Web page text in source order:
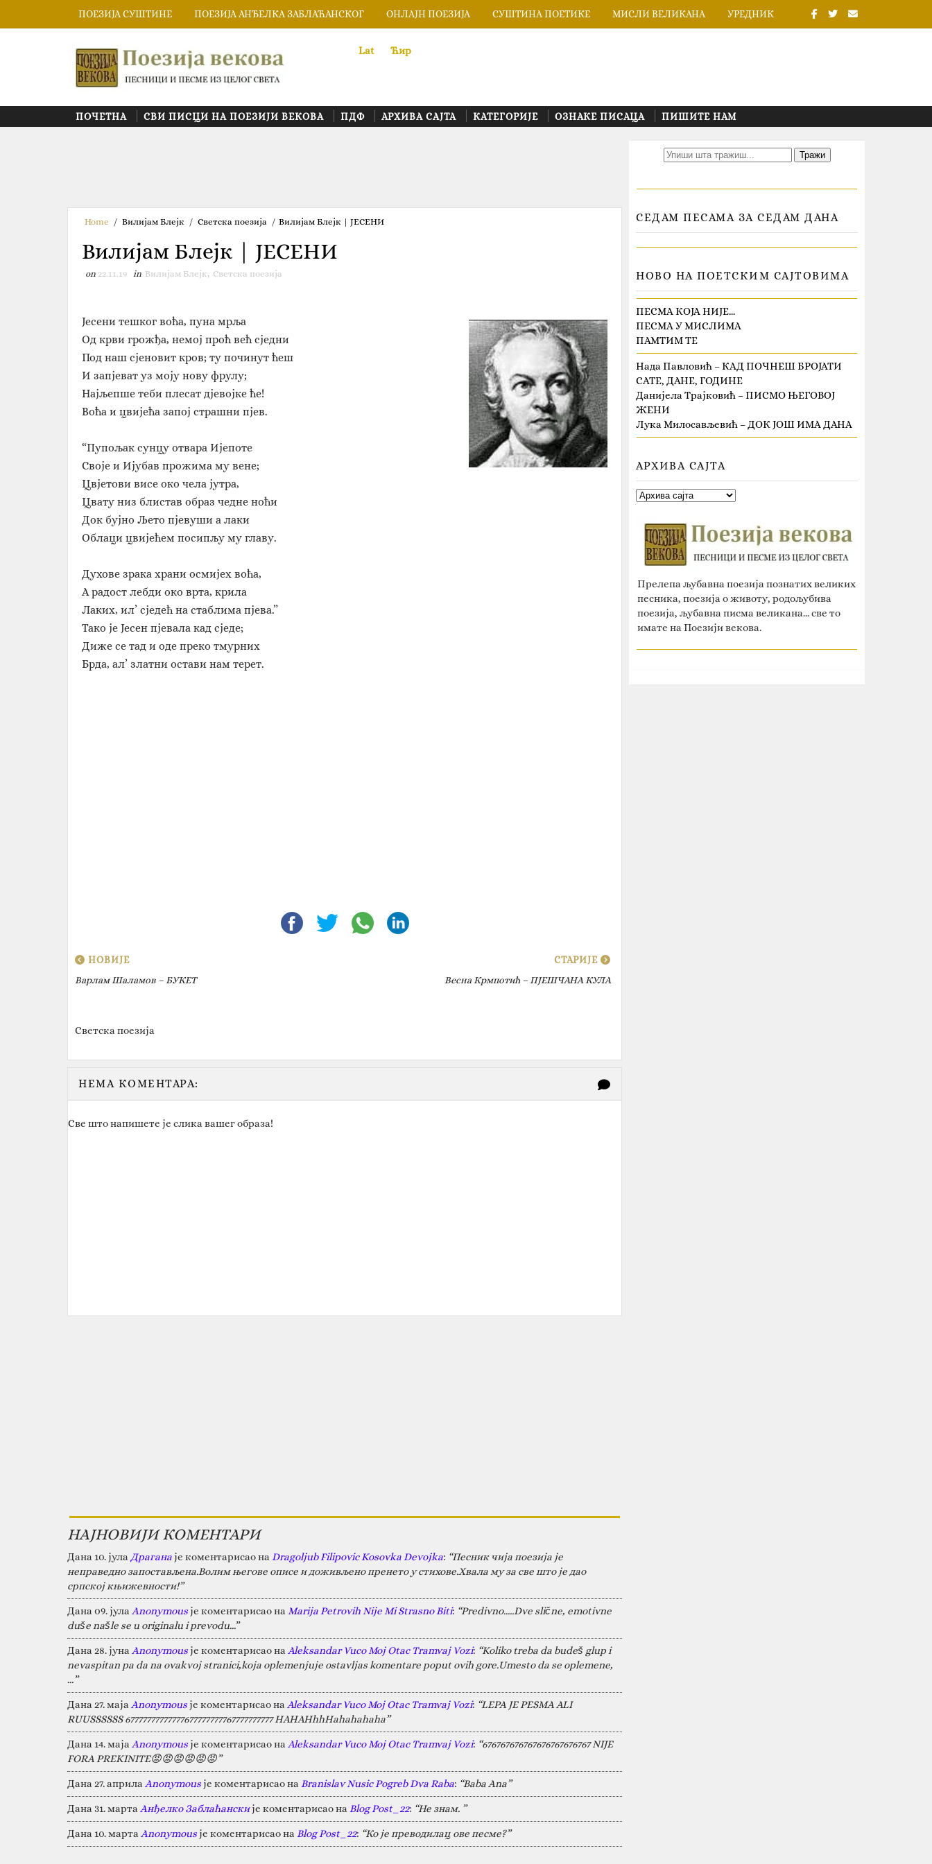
ПОЕЗИЈА СУШТИНЕ ПОЕЗИЈА АНЂЕЛКА ЗАБЛАЋАНСКОГ ОНЛАЈН ПОЕЗИЈА СУШТИНА ПОЕТИКЕ МИСЛИ ВЕЛИКАНА УРЕДНИК
Lat Ћир
ПОЧЕТНА СВИ ПИСЦИ НА ПОЕЗИЈИ ВЕКОВА ПДФ АРХИВА САЈТА КАТЕГОРИЈЕ ОЗНАКЕ ПИСАЦА ПИШИТЕ НАМ
Home / Вилијам Блејк / Светска поезија / Вилијам Блејк | ЈЕСЕНИ
Вилијам Блејк | ЈЕСЕНИ
on 22.11.19 in Вилијам Блејк, Светска поезија
Јесени тешког воћа, пуна мрља
Од крви грожђа, немој проћ већ сједни
Под наш сјеновит кров; ту починут ћеш
И запјеват уз моју нову фрулу;
Најљепше теби плесат дјевојке ће!
Воћа и цвијећа запој страшни пјев.
“Пупољак сунцу отвара Ијепоте
Своје и Ијубав прожима му вене;
Цвјетови висе око чела јутра,
Цвату низ блистав образ чедне ноћи
Док бујно Љето пјевуши а лаки
Облаци цвијећем посипљу му главу.
Духове зрака храни осмијех воћа,
А радост лебди око врта, крила
Лаких, ил’ сједећ на стаблима пјева.”
Тако је Јесен пјевала кад сједе;
Диже се тад и оде преко тмурних
Брда, ал’ златни остави нам терет.
НОВИЈЕ
Варлам Шаламов – БУКЕТ
СТАРИЈЕ
Весна Крмпотић – ПЈЕШЧАНА КУЛА
Светска поезија
НЕМА КОМЕНТАРА:
Све што напишете је слика вашег образа!
НАЈНОВИЈИ КОМЕНТАРИ
Дана 10. јула Драгана је коментарисао на Dragoljub Filipovic Kosovka Devojka: “Песник чија поезија је
неправедно запостављена.Волим његове описе и доживљено пренето у стихове.Хвала му за све што је дао
српској књижевности!”
Дана 09. јула Anonymous је коментарисао на Marija Petrovih Nije Mi Strasno Biti: “Predivno.....Dve slične, emotivne
duše našle se u originalu i prevodu...”
Дана 28. јуна Anonymous је коментарисао на Aleksandar Vuco Moj Otac Tramvaj Vozi: “Koliko treba da budeš glup i
nevaspitan pa da na ovakvoj stranici,koja oplemenjuje ostavljas komentare poput ovih gore.Umesto da se oplemene,
…”
Дана 27. маја Anonymous је коментарисао на Aleksandar Vuco Moj Otac Tramvaj Vozi: “LEPA JE PESMA ALI
RUUSSSSSS 67777777777777677777777767777777777 HAHAHhhHahahahaha”
Дана 14. маја Anonymous је коментарисао на Aleksandar Vuco Moj Otac Tramvaj Vozi: “676767676767676767676767 NIJE
FORA PREKINITE😡😡😡😡😡😡”
Дана 27. априла Anonymous је коментарисао на Branislav Nusic Pogreb Dva Raba: “Baba Ana”
Дана 31. марта Анђелко Заблаћанскије коментарисао на Blog Post_22: “Не знам. ”
Дана 10. марта Anonymous је коментарисао на Blog Post_22: “Ко је преводилац ове песме?”
СЕДАМ ПЕСАМА ЗА СЕДАМ ДАНА
НОВО НА ПОЕТСКИМ САЈТОВИМА
ПЕСМА КОЈА НИЈЕ…
ПЕСМА У МИСЛИМА
ПАМТИМ ТЕ
Нада Павловић – КАД ПОЧНЕШ БРОЈАТИ
САТЕ, ДАНЕ, ГОДИНЕ
Данијела Трајковић – ПИСМО ЊЕГОВОЈ
ЖЕНИ
Лука Милосављевић – ДОК ЈОШ ИМА ДАНА
АРХИВА САЈТА
Прелепа љубавна поезија познатих великих
песника, поезија о животу, родољубива
поезија, љубавна писма великана... све то
имате на Поезији векова.